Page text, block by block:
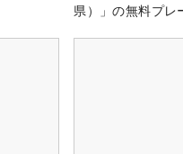
県）」の無料プレ